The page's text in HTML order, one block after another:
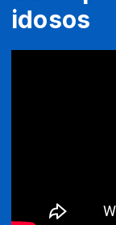
idosos